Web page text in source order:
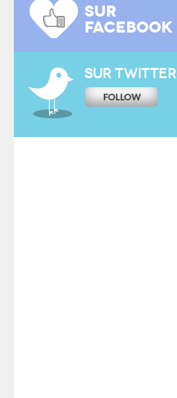
Des chercheurs de l'université
Cardiff ont utilisé [...]
REVUE DU WEB
HACKE TON VAGIN
SUR
FACEBOOK
SUR TWITTER